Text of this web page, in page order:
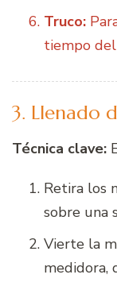
Truco:
tiempo del
3. Llenado
Técnica clave:
Retira los
sobre una
Vierte la
medidora,